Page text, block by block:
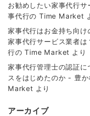
お勧めしたい家事代行
事代行の Time Market
家事代行はお金持ち向け
家事代行サービス業者
行の Time Market より
家事代行管理士の認証に
スをはじめたのか - 豊
Market より
アーカイブ